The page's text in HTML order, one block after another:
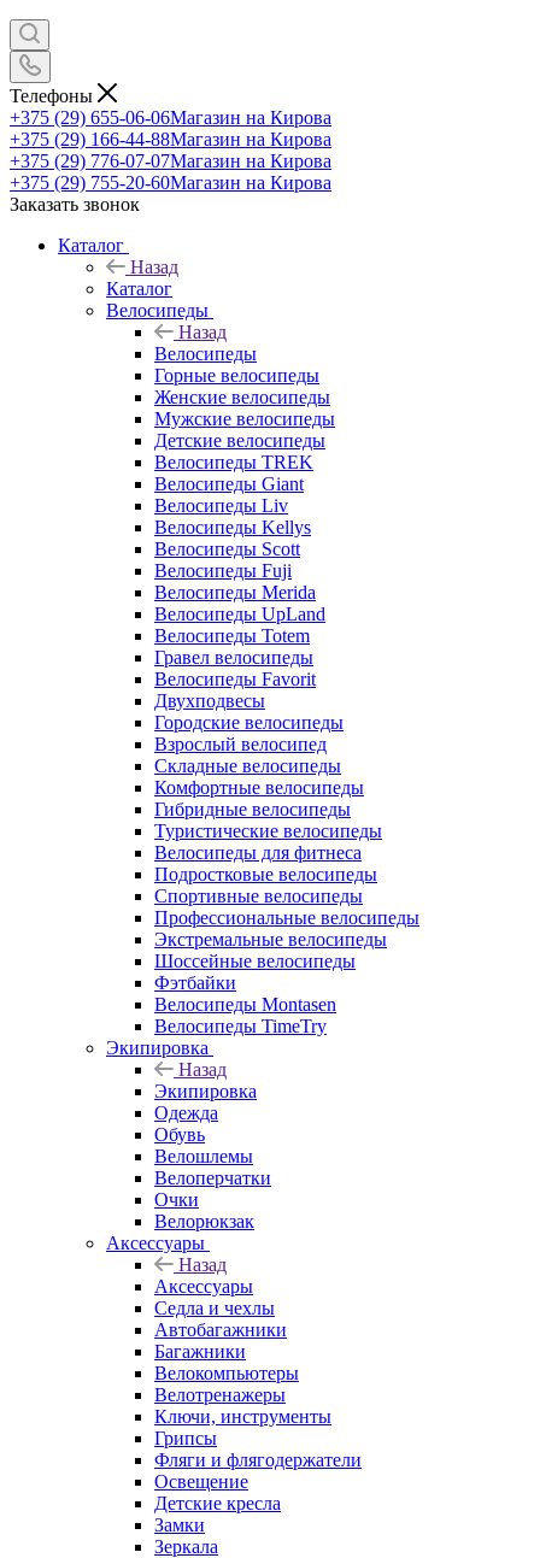
Телефоны
+375 (29) 655-06-06Магазин на Кирова
+375 (29) 166-44-88Магазин на Кирова
+375 (29) 776-07-07Магазин на Кирова
+375 (29) 755-20-60Магазин на Кирова
Заказать звонок
Каталог
Назад
Каталог
Велосипеды
Назад
Велосипеды
Горные велосипеды
Женские велосипеды
Мужские велосипеды
Детские велосипеды
Велосипеды TREK
Велосипеды Giant
Велосипеды Liv
Велосипеды Kellys
Велосипеды Scott
Велосипеды Fuji
Велосипеды Merida
Велосипеды UpLand
Велосипеды Totem
Гравел велосипеды
Велосипеды Favorit
Двухподвесы
Городские велосипеды
Взрослый велосипед
Складные велосипеды
Комфортные велосипеды
Гибридные велосипеды
Туристические велосипеды
Велосипеды для фитнеса
Подростковые велосипеды
Спортивные велосипеды
Профессиональные велосипеды
Экстремальные велосипеды
Шоссейные велосипеды
Фэтбайки
Велосипеды Montasen
Велосипеды TimeTry
Экипировка
Назад
Экипировка
Одежда
Обувь
Велошлемы
Велоперчатки
Очки
Велорюкзак
Аксессуары
Назад
Аксессуары
Седла и чехлы
Автобагажники
Багажники
Велокомпьютеры
Велотренажеры
Ключи, инструменты
Грипсы
Фляги и флягодержатели
Освещение
Детские кресла
Замки
Зеркала